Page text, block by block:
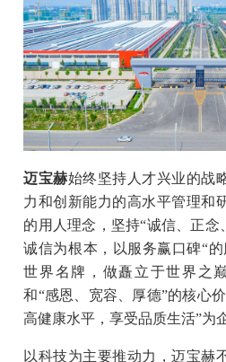
迈宝赫始终坚持人才兴业的战
力和创新能力的高水平管理和
的用人理念，坚持“诚信、正念
诚信为根本，以服务赢口碑“
世界名牌，做矗立于世界之
和“感恩、宽容、厚德”的核心
高健康水平，享受品质生活”为
以科技为主要推动力，迈宝赫